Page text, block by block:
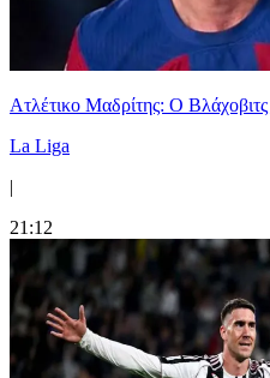
Ατλέτικο Μαδρίτης: Ο
La Liga
|
21:12